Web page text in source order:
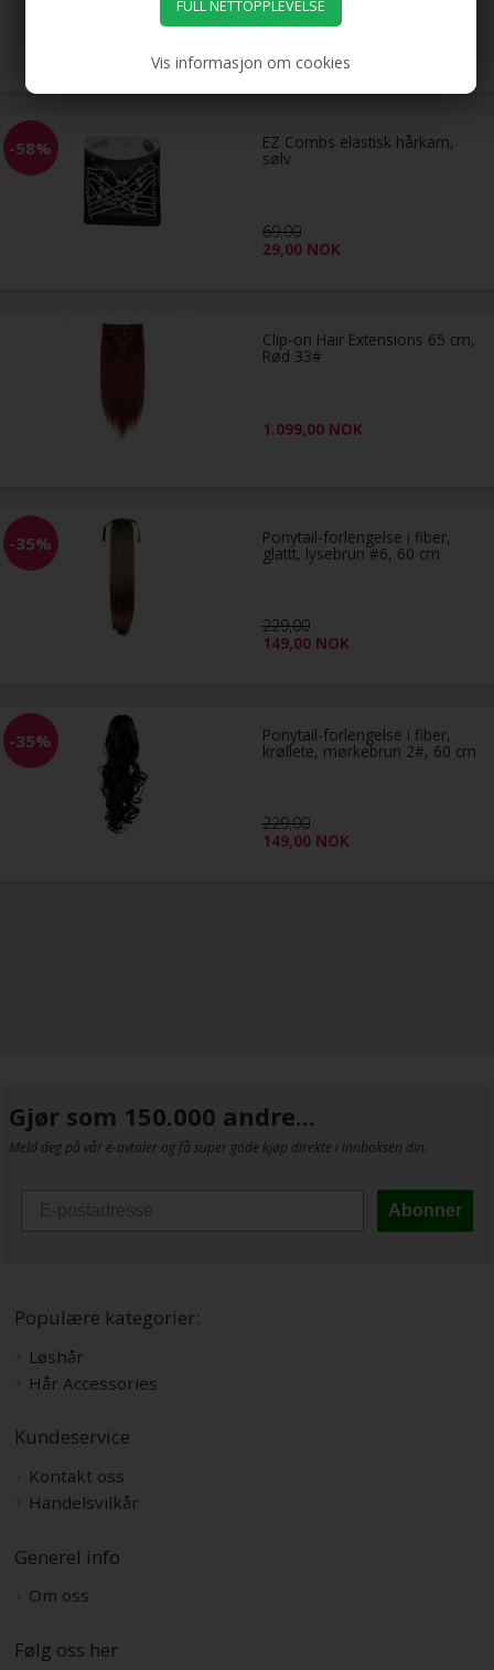
Vis informasjon om cookies
69,00
NOK
-58% EZ Combs elastisk hårkam,
sølv
69,00
29,00 NOK
Clip-on Hair Extensions 65 cm,
Rød 33#
1.099,00 NOK
-35% Ponytail-forlengelse i fiber,
glattt, lysebrun #6, 60 cm
229,00
149,00 NOK
-35% Ponytail-forlengelse i fiber,
krøllete, mørkebrun 2#, 60 cm
229,00
149,00 NOK
Gjør som 150.000 andre...
Meld deg på vår e-avtaler og få super gode kjøp direkte i innboksen din.
Abonner
Populære kategorier:
Løshår
Hår Accessories
Kundeservice
Kontakt oss
Handelsvilkår
Generel info
Om oss
Følg oss her